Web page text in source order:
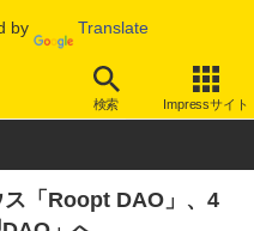
by Translate
検索 Impressサイト
ックチェーン
ス「Roopt DAO」、4